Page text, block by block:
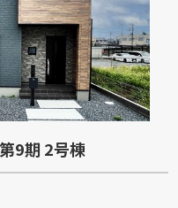
9期 2号棟